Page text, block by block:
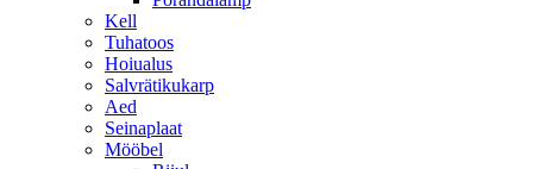
Kell
Tuhatoos
Hoiualus
Salvrätikukarp
Aed
Seinaplaat
Mööbel